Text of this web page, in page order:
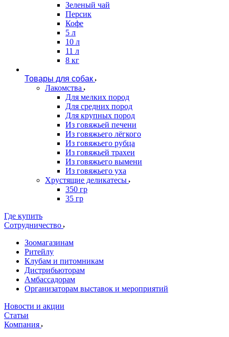
Зеленый чай
Персик
Кофе
5 л
10 л
11 л
8 кг
Товары для собак
Лакомства
Для мелких пород
Для средних пород
Для крупных пород
Из говяжьей печени
Из говяжьего лёгкого
Из говяжьего рубца
Из говяжьей трахеи
Из говяжьего вымени
Из говяжьего уха
Хрустящие деликатесы
350 гр
35 гр
Где купить
Сотрудничество
Зоомагазинам
Ритейлу
Клубам и питомникам
Дистрибьюторам
Амбассадорам
Организаторам выставок и мероприятий
Новости и акции
Статьи
Компания